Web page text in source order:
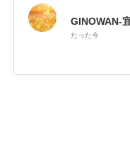
GINOWAN-
たった今